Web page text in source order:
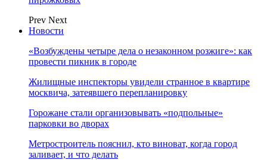
Prev Next
Новости
«Возбуждены четыре дела о незаконном розжиге»: как
провести пикник в городе
Жилищные инспекторы увидели странное в квартире
москвича, затеявшего перепланировку
Горожане стали организовывать «подпольные»
парковки во дворах
Метростроитель пояснил, кто виноват, когда город
заливает, и что делать